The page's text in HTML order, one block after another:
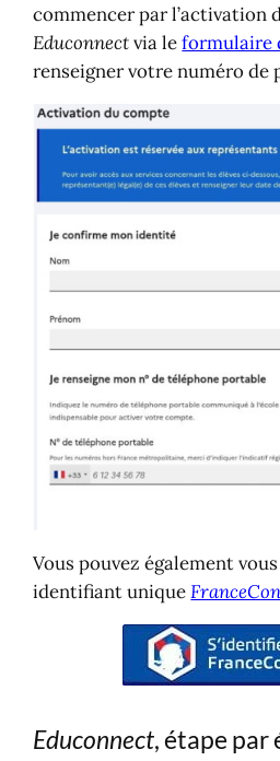
commencer par l’activation
Educonnectvia leformulaire
renseigner votre numéro de
Vous pouvez également
identifiant unique
Educonnect, étape par